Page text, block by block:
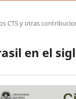
CTS y otras
en el